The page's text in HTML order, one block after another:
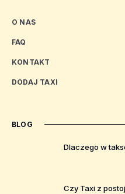
O NAS
FAQ
KONTAKT
DODAJ TAXI
BLOG
Dlaczego w
Czy Taxi z